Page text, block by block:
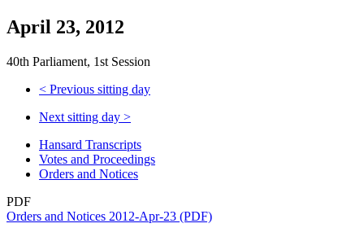
April 23, 2012
40th Parliament, 1st Session
< Previous sitting day
Next sitting day >
Hansard Transcripts
Votes and Proceedings
Orders and Notices
PDF
Orders and Notices 2012-Apr-23 (PDF)